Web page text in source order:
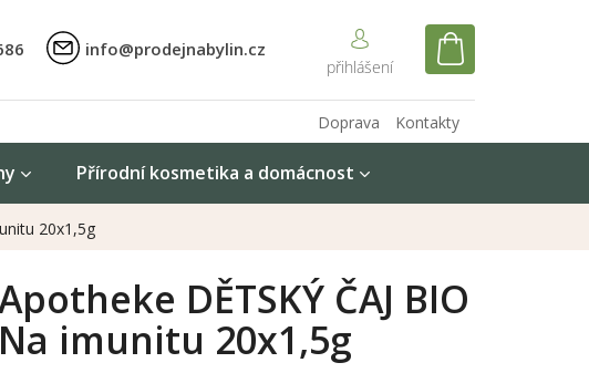
info@prodejnabylin.cz
NÁKUPNÍ
Kontakty
Doprava
Přírodní kosmetika a domácnost
20x1,5g
DĚTSKÝ ČAJ BIO
Na imunitu 20x1,5g